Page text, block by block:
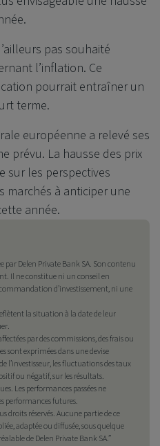
pas souhaité
l’inflation. Ce
pourrait entraîner un
terme.
européenne a relevé ses
prévu. La hausse des prix
sur les perspectives
marchés à anticiper une
année.
parDelen Private BankSA. Son contenu
Il ne constitue ni un conseil en
d’investissement, ni une
la situation à la date de leur
par des commissions, des frais ou
sont exprimées dans une devise
l’investisseur, les fluctuations des taux
ou négatif, sur les résultats.
Les performances passées ne
performances futures.
droits réservés. Aucune partie de ce
adaptée ou diffusée, sous quelque
deDelen Private BankSA.”